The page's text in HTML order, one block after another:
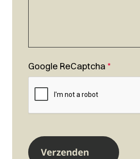
Google ReCaptcha *